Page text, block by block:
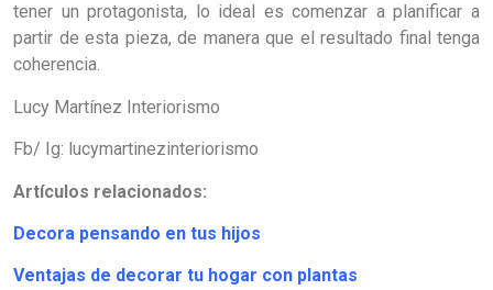
tener un protagonista, lo ideal es comenzar a planificar a
partir de esta pieza, de manera que el resultado final tenga
coherencia.
Lucy Martínez Interiorismo
Fb/ Ig: lucymartinezinteriorismo
Artículos relacionados:
Decora pensando en tus hijos
Ventajas de decorar tu hogar con plantas